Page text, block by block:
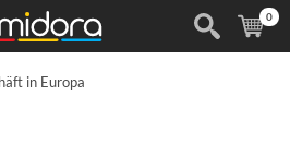
(
0
in Europa